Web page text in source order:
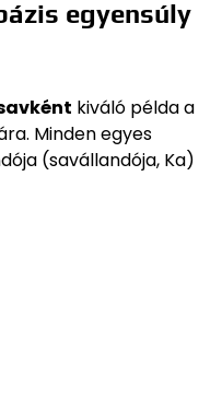
egyensúly
kiváló példa a
Minden egyes
(savállandója, Ka)